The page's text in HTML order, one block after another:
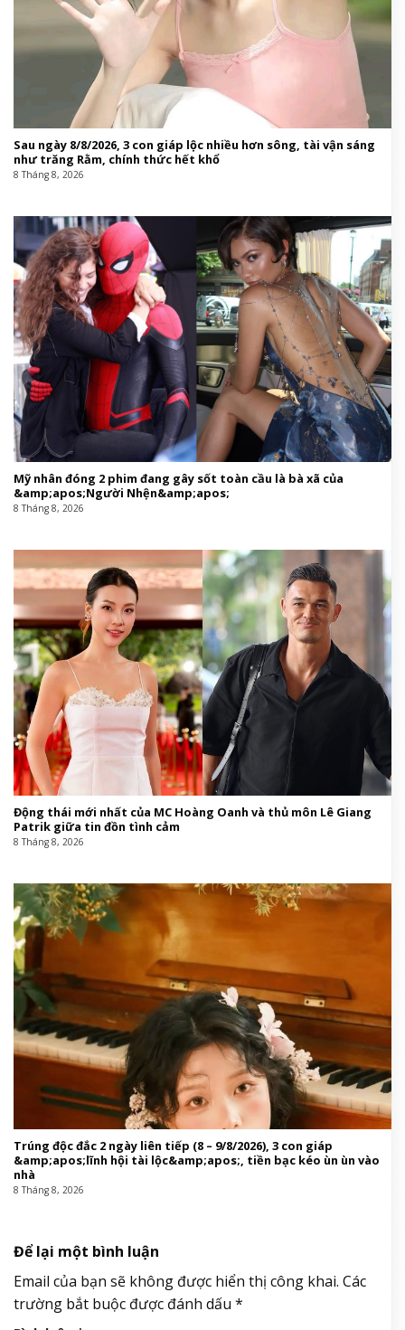
Sau ngày 8/8/2026, 3 con giáp lộc nhiều hơn sông, tài vận sáng
như trăng Rằm, chính thức hết khổ
8 Tháng 8, 2026
Mỹ nhân đóng 2 phim đang gây sốt toàn cầu là bà xã của
&amp;apos;Người Nhện&amp;apos;
8 Tháng 8, 2026
Động thái mới nhất của MC Hoàng Oanh và thủ môn Lê Giang
Patrik giữa tin đồn tình cảm
8 Tháng 8, 2026
Trúng độc đắc 2 ngày liên tiếp (8 – 9/8/2026), 3 con giáp
&amp;apos;lĩnh hội tài lộc&amp;apos;, tiền bạc kéo ùn ùn vào
nhà
8 Tháng 8, 2026
Để lại một bình luận
Email của bạn sẽ không được hiển thị công khai. Các
trường bắt buộc được đánh dấu *